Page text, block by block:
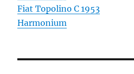
Fiat Topolino C 1953
Harmonium